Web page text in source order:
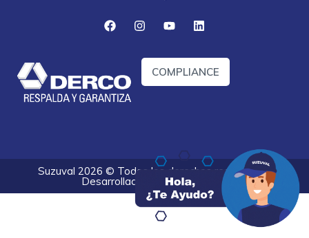
COMPLIANCE
Suzuval 2026 © Todos los derechos reservados.
Desarrollado por Optify Digital